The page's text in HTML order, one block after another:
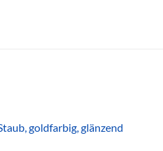
goldfarbig, glänzend